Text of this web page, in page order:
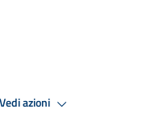
Vedi azioni